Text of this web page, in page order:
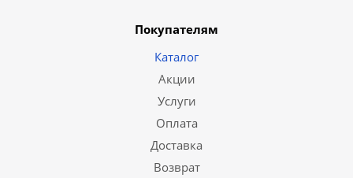
Покупателям
Каталог
Акции
Услуги
Оплата
Доставка
Возврат